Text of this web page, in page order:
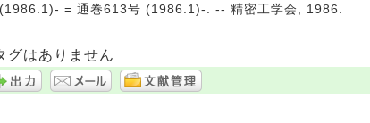
= 通巻613号 (1986.1)-. -- 精密工学会, 1986.
グはありません